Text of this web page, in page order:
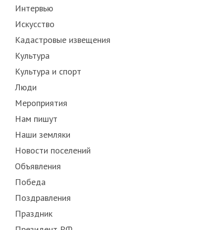
Интервью
Искусство
Кадастровые извещения
Культура
Культура и спорт
Люди
Мероприятия
Нам пишут
Наши земляки
Новости поселений
Объявления
Победа
Поздравления
Праздник